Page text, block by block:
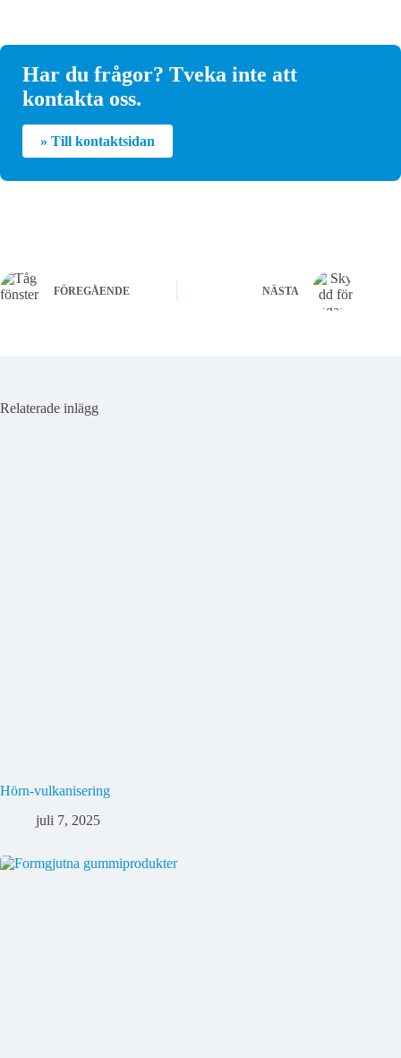
Har du frågor? Tveka inte att
kontakta oss.
» Till kontaktsidan
FÖREGÅENDE NÄSTA
Relaterade inlägg
Hörn-vulkanisering
juli 7, 2025